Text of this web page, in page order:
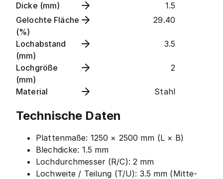
Dicke (mm)
1.5
Gelochte Fläche
(%)
29.40
Lochabstand
(mm)
3.5
Lochgröße
(mm)
2
Material Stahl
Technische Daten
Plattenmaße: 1250 × 2500 mm (L × B)
Blechdicke: 1.5 mm
Lochdurchmesser (R/C): 2 mm
Lochweite / Teilung (T/U): 3.5 mm (Mitte-